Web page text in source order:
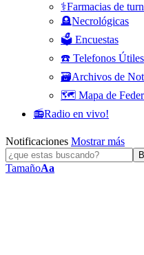
⚕️Farmacias de
🪦Necrológicas
🗳️ Encuestas
☎️ Telefonos Útiles
🗃️Archivos de
🗺️ Mapa de
📻Radio en vivo!
Notificaciones Mostrar más
TamañoAa